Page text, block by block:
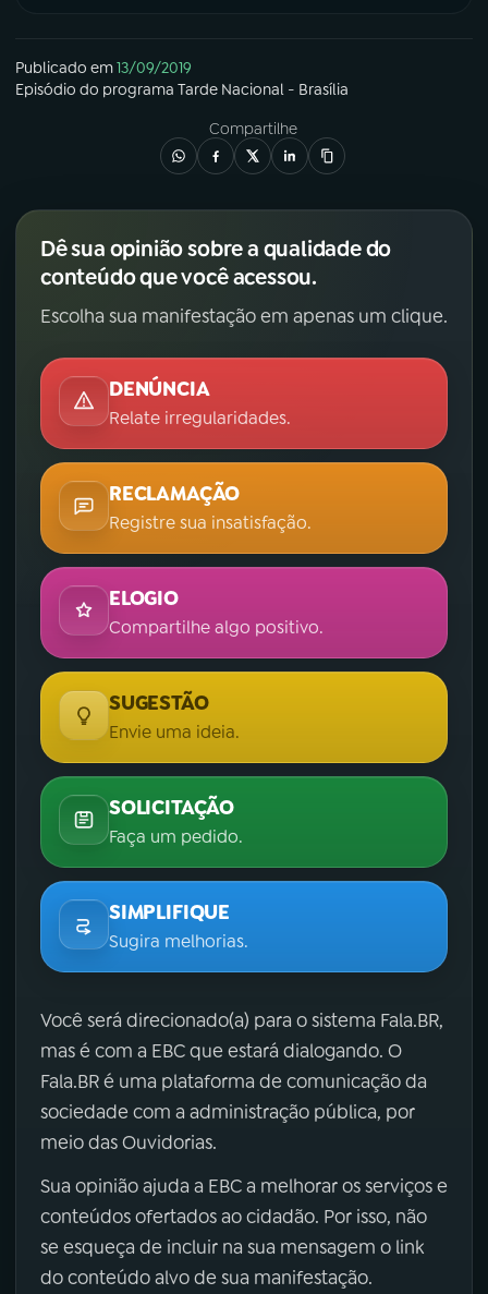
Publicado em13/09/2019
Episódio do programa Tarde Nacional - Brasília
Compartilhe
Dê sua opinião sobre a qualidade do
conteúdo que você acessou.
Escolha sua manifestação em apenas um clique.
DENÚNCIA
Relate irregularidades.
RECLAMAÇÃO
Registre sua insatisfação.
ELOGIO
Compartilhe algo positivo.
SUGESTÃO
Envie uma ideia.
SOLICITAÇÃO
Faça um pedido.
SIMPLIFIQUE
Sugira melhorias.
Você será direcionado(a) para o sistema Fala.BR,
mas é com a EBC que estará dialogando. O
Fala.BR é uma plataforma de comunicação da
sociedade com a administração pública, por
meio das Ouvidorias.
Sua opinião ajuda a EBC a melhorar os serviços e
conteúdos ofertados ao cidadão. Por isso, não
se esqueça de incluir na sua mensagem o link
do conteúdo alvo de sua manifestação.